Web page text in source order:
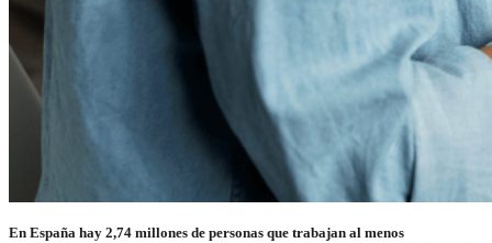
En España hay 2,74 millones de personas que trabajan al menos